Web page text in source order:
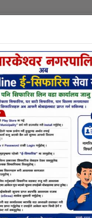
विधुतीय शुसासन सेवा
संगौलाज्यूको संयोजकत्वमा
सांसद माननिय
प्रदेश श्रेत्र ६ ख का